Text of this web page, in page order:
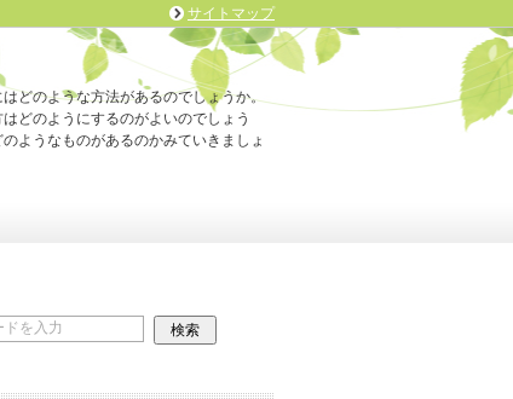
どのような方法があるのでしょうか。
どのようにするのがよいのでしょう
ようなものがあるのかみていきましょ
サイトマップ